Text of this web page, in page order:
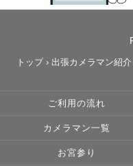
トップ › 出張カメラマン紹介
ご利用の流れ
カメラマン一覧
お宮参り